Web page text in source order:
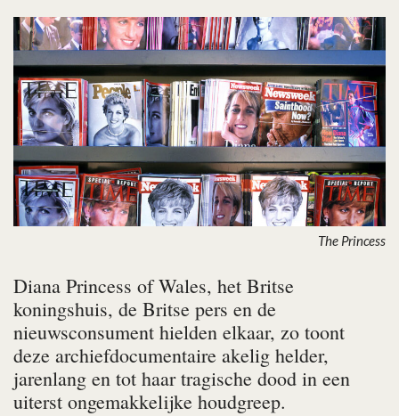
The Princess
Diana Princess of Wales, het Britse
koningshuis, de Britse pers en de
nieuwsconsument hielden elkaar, zo toont
deze archiefdocumentaire akelig helder,
jarenlang en tot haar tragische dood in een
uiterst ongemakkelijke houdgreep.